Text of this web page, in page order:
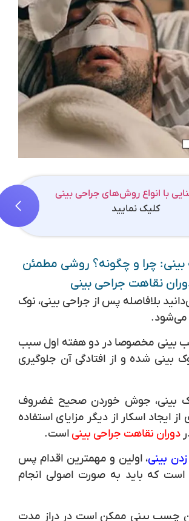
با انواع روش‌های جراحی بینی
کلیک نمایید
چرا و چگونه؟ روشی مطمئن
نقاهت جراحی بینی
بلافاصله پس از جراحی بینی، نوک
می‌شود.
بینی مخصوصا در دو هفته اول سبب
بینی شده و از افتادگی آن جلوگیری
بینی، جوش خوردن صحیح غضروف
ایجاد اسکار از دیگر مزایای استفاده
دوران نقاهت جراحی بینیاست.
بینی، اولین و مهمترین اقدام پس
است که باید به صورت اصولی انجام
چسب بینی ممکن است در دراز مدت